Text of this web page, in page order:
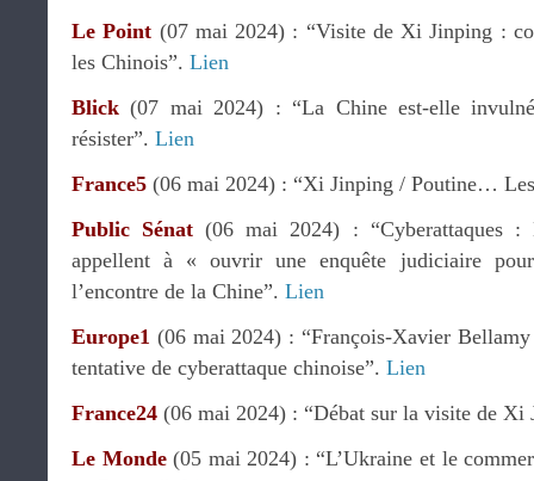
Le Point (07 mai 2024) : “Visite de Xi Jinping :
les Chinois”. Lien
Blick (07 mai 2024) : “La Chine est-elle
résister”. Lien
France5 (06 mai 2024) : “Xi Jinping / Poutine…
Public Sénat (06 mai 2024) : “Cyberattaques :
appellent à « ouvrir une enquête judiciaire
l’encontre de la Chine”. Lien
Europe1 (06 mai 2024) : “François-Xavier
tentative de cyberattaque chinoise”. Lien
France24 (06 mai 2024) : “Débat sur la visite de Xi
Le Monde(05 mai 2024) : “L’Ukraine et le